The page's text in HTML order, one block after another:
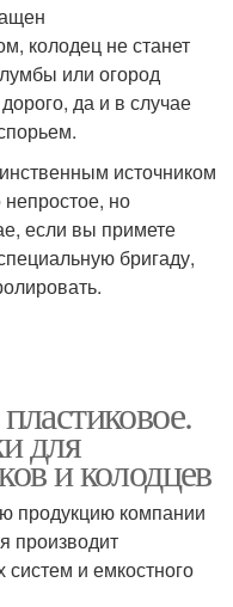
колодец не станет
или огород
да и в случае
источником
но
если вы примете
бригаду,
для
и колодцев
продукцию компании
и емкостного